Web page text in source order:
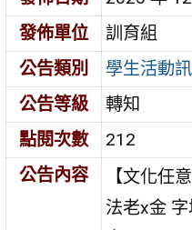
發佈單位
訓育組
公告類別
學生活動
公告等級
轉知
點閱次數
212
公告內容
【文化任
法老x金